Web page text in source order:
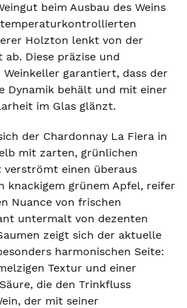
beim Ausbau des Weins
Holzton lenkt von der
Diese präzise und
garantiert, dass der
Dynamik behält und mit einer
im Glas glänzt.
der Chardonnay La Fiera in
mit zarten, grünlichen
verströmt einen überaus
knackigem grünem Apfel, reifer
Nuance von frischen
untermalt von dezenten
zeigt sich der aktuelle
harmonischen Seite:
Textur und einer
die den Trinkfluss
der mit seiner